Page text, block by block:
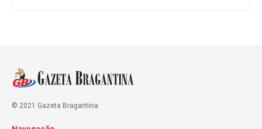
© 2021 Gazeta Bragantina